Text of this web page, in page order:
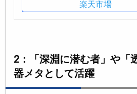
楽天市場
2：「深淵に潜む者」や「
器メタとして活躍